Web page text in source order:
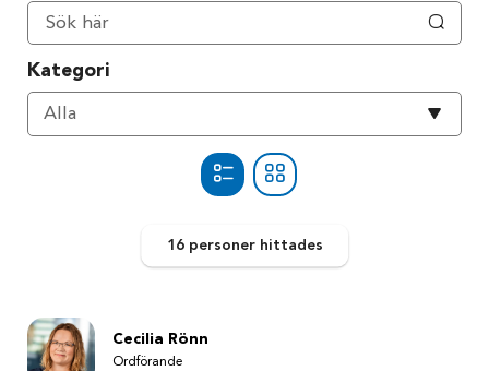
Kategori
Välj
Alla
16 personerhittades
Cecilia Rönn
Ordförande